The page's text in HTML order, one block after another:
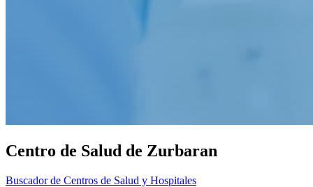
Centro de Salud de Zurbaran
Buscador de Centros de Salud y Hospitales